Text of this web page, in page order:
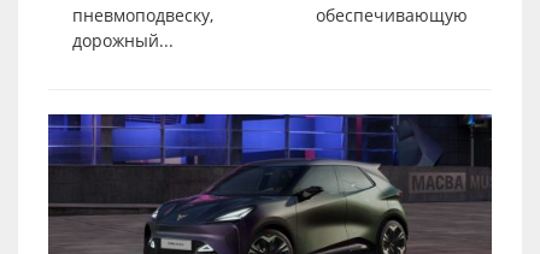
пневмоподвеску, обеспечивающую
дорожный...